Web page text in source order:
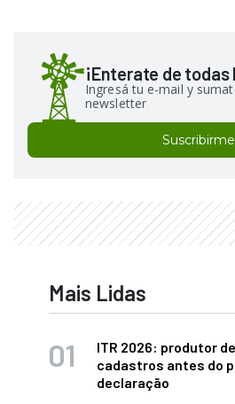
¡Enterate de
Ingresá tu e-mail y
newsletter
Suscribirme
Mais Lidas
ITR 2026: produtor
cadastros antes do
declaração